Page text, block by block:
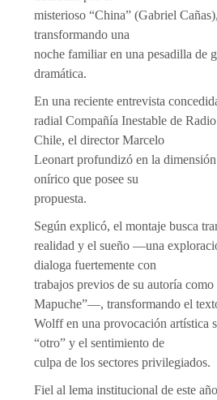
misterioso “China” (Gabriel
transformando una
noche familiar en una pesadilla de
dramática.
En una reciente entrevista
radial Compañía Inestable de
Chile, el director Marcelo
Leonart profundizó en la
onírico que posee su
propuesta.
Según explicó, el montaje busca
realidad y el sueño —una
dialoga fuertemente con
trabajos previos de su autoría
Mapuche”—, transformando el
Wolff en una provocación artística
“otro” y el sentimiento de
culpa de los sectores privilegiados.
Fiel al lema institucional de este